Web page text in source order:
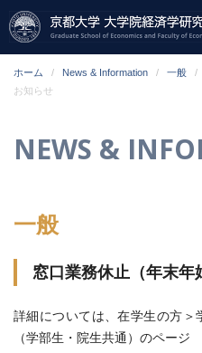
ホーム News & Information 一般
お知らせ
NEWS &
一般
窓口業務休止（年末
詳細については、在学生の方
（学部生・院生共通）のページ